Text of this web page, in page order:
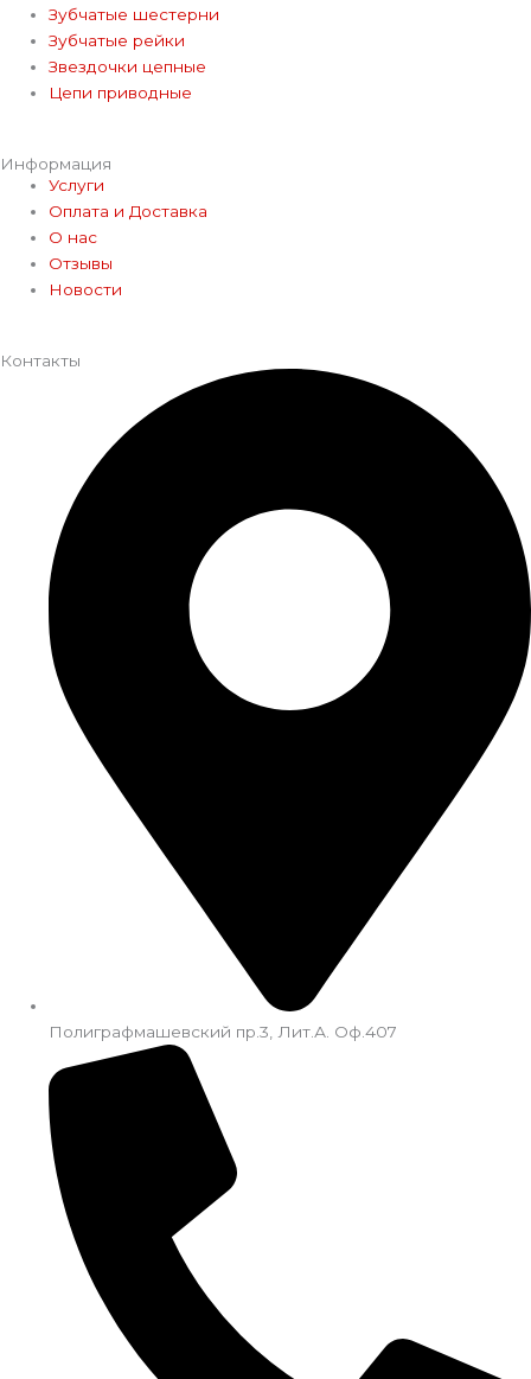
Зубчатые шестерни
Зубчатые рейки
Звездочки цепные
Цепи приводные
Информация
Услуги
Оплата и Доставка
О нас
Отзывы
Новости
Контакты
Полиграфмашевский пр.3, Лит.А. Оф.407